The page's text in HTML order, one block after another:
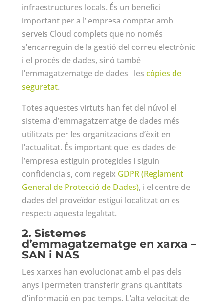
infraestructures locals. És un benefici
important per a l’ empresa comptar amb
serveis Cloud complets que no només
s’encarreguin de la gestió del correu electrònic
i el procés de dades, sinó també
l’emmagatzematge de dades i les còpies de
seguretat.
Totes aquestes virtuts han fet del núvol el
sistema d’emmagatzematge de dades més
utilitzats per les organitzacions d’èxit en
l’actualitat. És important que les dades de
l’empresa estiguin protegides i siguin
confidencials, com regeix GDPR (Reglament
General de Protecció de Dades), i el centre de
dades del proveïdor estigui localitzat on es
respecti aquesta legalitat.
2. Sistemes
d’emmagatzematge en xarxa –
SAN i NAS
Les xarxes han evolucionat amb el pas dels
anys i permeten transferir grans quantitats
d’informació en poc temps. L’alta velocitat de